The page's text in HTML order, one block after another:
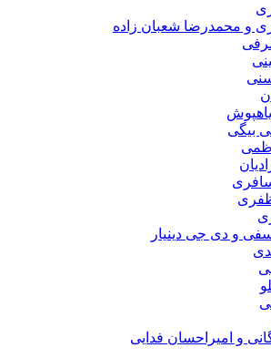
و محمدرضا شعبان زاده
بیگی
و دی جی دینیار
و امیراحسان فدایی